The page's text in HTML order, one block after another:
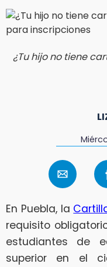
¿Tu hijo no tiene
En Puebla, la
requisito
estudiantes de
superior en el